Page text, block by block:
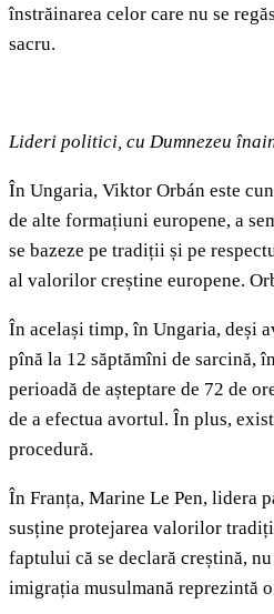
înstrăinarea celor care nu se
sacru.
Lideri politici, cu Dumnezeu
În Ungaria, Viktor Orbán este
de alte formațiuni europene, a
se bazeze pe tradiții și pe
al valorilor creștine europene.
În același timp, în Ungaria, deși
pînă la 12 săptămîni de sarcină,
perioadă de așteptare de 72 de
de a efectua avortul. În plus,
procedură.
În Franța, Marine Le Pen, lidera
susține protejarea valorilor
faptului că se declară creștină,
imigrația musulmană reprezintă